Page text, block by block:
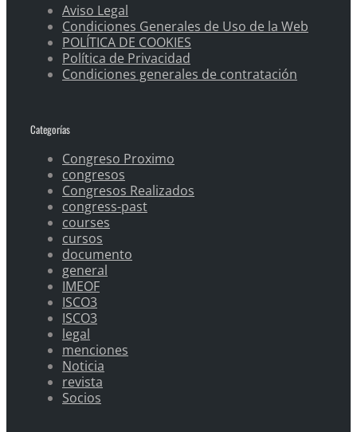
Aviso Legal
Condiciones Generales de Uso de la Web
POLÍTICA DE COOKIES
Política de Privacidad
Condiciones generales de contratación
Categorías
Congreso Proximo
congresos
Congresos Realizados
congress-past
courses
cursos
documento
general
IMEOF
ISCO3
ISCO3
legal
menciones
Noticia
revista
Socios